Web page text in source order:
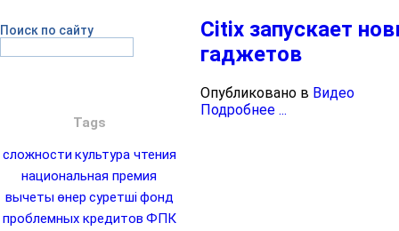
Поиск по сайту
Tags
сложности культура чтения
национальная премия
вычеты өнер суретшіфонд
проблемных кредитов ФПК
Citix запускает
гаджетов
Опубликовано в Видео
Подробнее ...